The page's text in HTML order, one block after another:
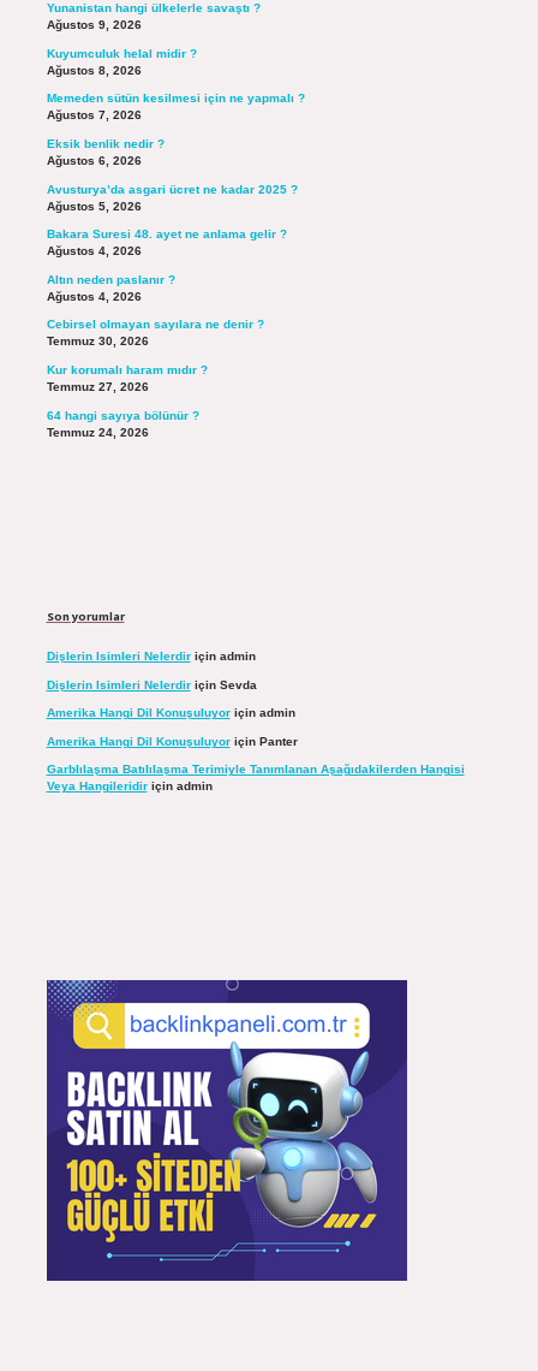
Yunanistan hangi ülkelerle savaştı ?
Ağustos 9, 2026
Kuyumculuk helal midir ?
Ağustos 8, 2026
Memeden sütün kesilmesi için ne yapmalı ?
Ağustos 7, 2026
Eksik benlik nedir ?
Ağustos 6, 2026
Avusturya’da asgari ücret ne kadar 2025 ?
Ağustos 5, 2026
Bakara Suresi 48. ayet ne anlama gelir ?
Ağustos 4, 2026
Altın neden paslanır ?
Ağustos 4, 2026
Cebirsel olmayan sayılara ne denir ?
Temmuz 30, 2026
Kur korumalı haram mıdır ?
Temmuz 27, 2026
64 hangi sayıya bölünür ?
Temmuz 24, 2026
Son yorumlar
Dişlerin Isimleri Nelerdiriçin admin
Dişlerin Isimleri Nelerdiriçin Sevda
Amerika Hangi Dil Konuşuluyoriçin admin
Amerika Hangi Dil Konuşuluyoriçin Panter
Garblılaşma Batılılaşma Terimiyle Tanımlanan Aşağıdakilerden Hangisi
Veya Hangileridiriçin admin